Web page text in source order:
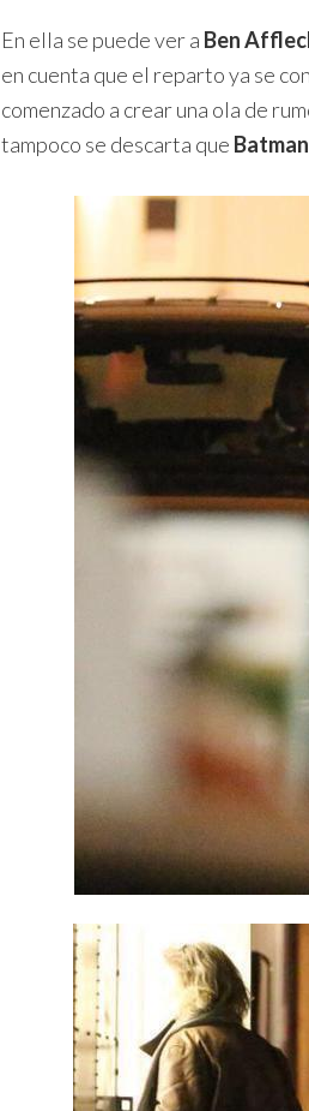
En ella se puede ver a Ben
en cuenta que el reparto ya se
comenzado a crear una ola de
tampoco se descarta que Batman